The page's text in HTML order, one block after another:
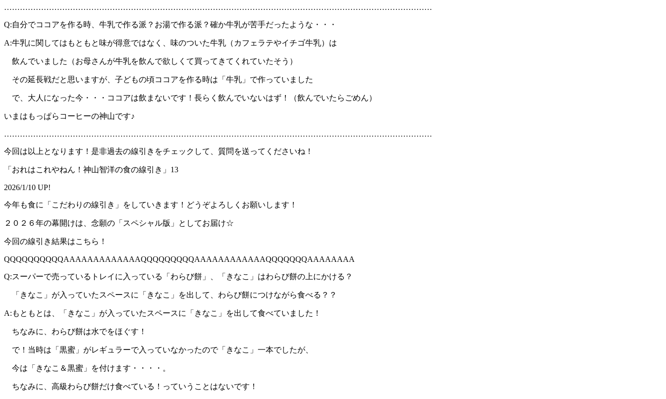
………………………………………………………………………………………………………………………………………………
Q:自分でココアを作る時、牛乳で作る派？お湯で作る派？確か牛乳が苦手だったような・・・
A:牛乳に関してはもともと味が得意ではなく、味のついた牛乳（カフェラテやイチゴ牛乳）は
飲んでいました（お母さんが牛乳を飲んで欲しくて買ってきてくれていたそう）
その延長戦だと思いますが、子どもの頃ココアを作る時は「牛乳」で作っていました
で、大人になった今・・・ココアは飲まないです！長らく飲んでいないはず！（飲んでいたらごめん）
いまはもっぱらコーヒーの神山です♪
………………………………………………………………………………………………………………………………………………
今回は以上となります！是非過去の線引きをチェックして、質問を送ってくださいね！
「おれはこれやねん！神山智洋の食の線引き」13
2026/1/10 UP!
今年も食に「こだわりの線引き」をしていきます！どうぞよろしくお願いします！
２０２６年の幕開けは、念願の「スペシャル版」としてお届け☆
今回の線引き結果はこちら！
QQQQQQQQQQAAAAAAAAAAAAAQQQQQQQQQAAAAAAAAAAAAQQQQQQQAAAAAAAA
Q:スーパーで売っているトレイに入っている「わらび餅」、「きなこ」はわらび餅の上にかける？
「きなこ」が入っていたスペースに「きなこ」を出して、わらび餅につけながら食べる？？
A:もともとは、「きなこ」が入っていたスペースに「きなこ」を出して食べていました！
ちなみに、わらび餅は水でをほぐす！
で！当時は「黒蜜」がレギュラーで入っていなかったので「きなこ」一本でしたが、
今は「きなこ＆黒蜜」を付けます・・・・。
ちなみに、高級わらび餅だけ食べている！っていうことはないです！